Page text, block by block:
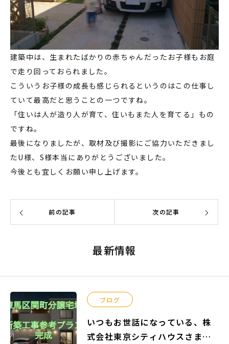
建築中は、生まれたばかりの赤ちゃんだったお子様もお庭
で走り回っておられました。
こういうお子様の成長も感じられるというのはこの仕事し
ていて最高だと思うことの一つですね。
「住いは人が造り人が育て、住いもまた人を育てる」もの
ですね。
最後になりましたが、取材及び撮影にご協力いただきまし
たU様、S様本当にありがとうございました。
今後とも宜しくお願い申し上げます。
前の記事 次の記事
最新情報
ブログ
いつもお世話になっている、株
式会社東京シティハウスさまよ